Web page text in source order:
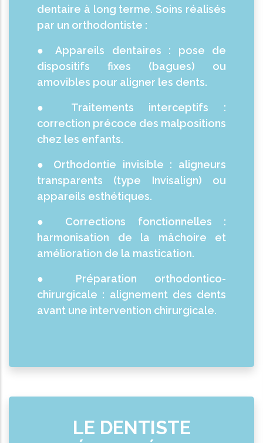
dentaire à long terme. Soins réalisés
par un orthodontiste :
● Appareils dentaires : pose de
dispositifs fixes (bagues) ou
amovibles pour aligner les dents.
● Traitements interceptifs :
correction précoce des malpositions
chez les enfants.
● Orthodontie invisible : aligneurs
transparents (type Invisalign) ou
appareils esthétiques.
● Corrections fonctionnelles :
harmonisation de la mâchoire et
amélioration de la mastication.
● Préparation orthodontico-
chirurgicale : alignement des dents
avant une intervention chirurgicale.
LE DENTISTE